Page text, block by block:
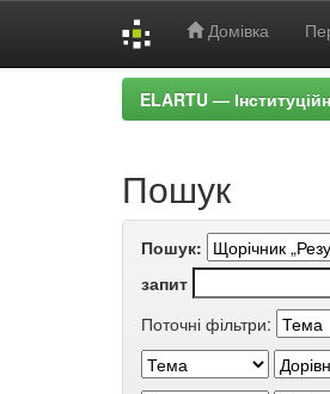
Домівка
ELARTU —
Пошук
Пошук:
запит
Поточні фільтри: